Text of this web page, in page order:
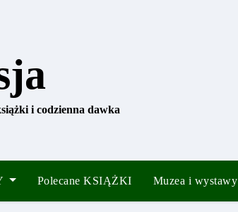
i codzienna dawka
Polecane KSIĄŻKI Muzea i wystawy